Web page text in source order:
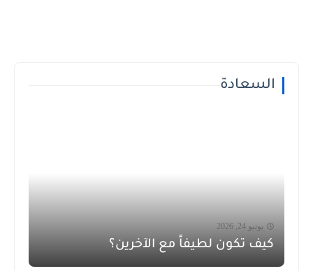
السعادة
يونيو 24, 2026
كيف تكون لطيفاً مع الآخرين؟